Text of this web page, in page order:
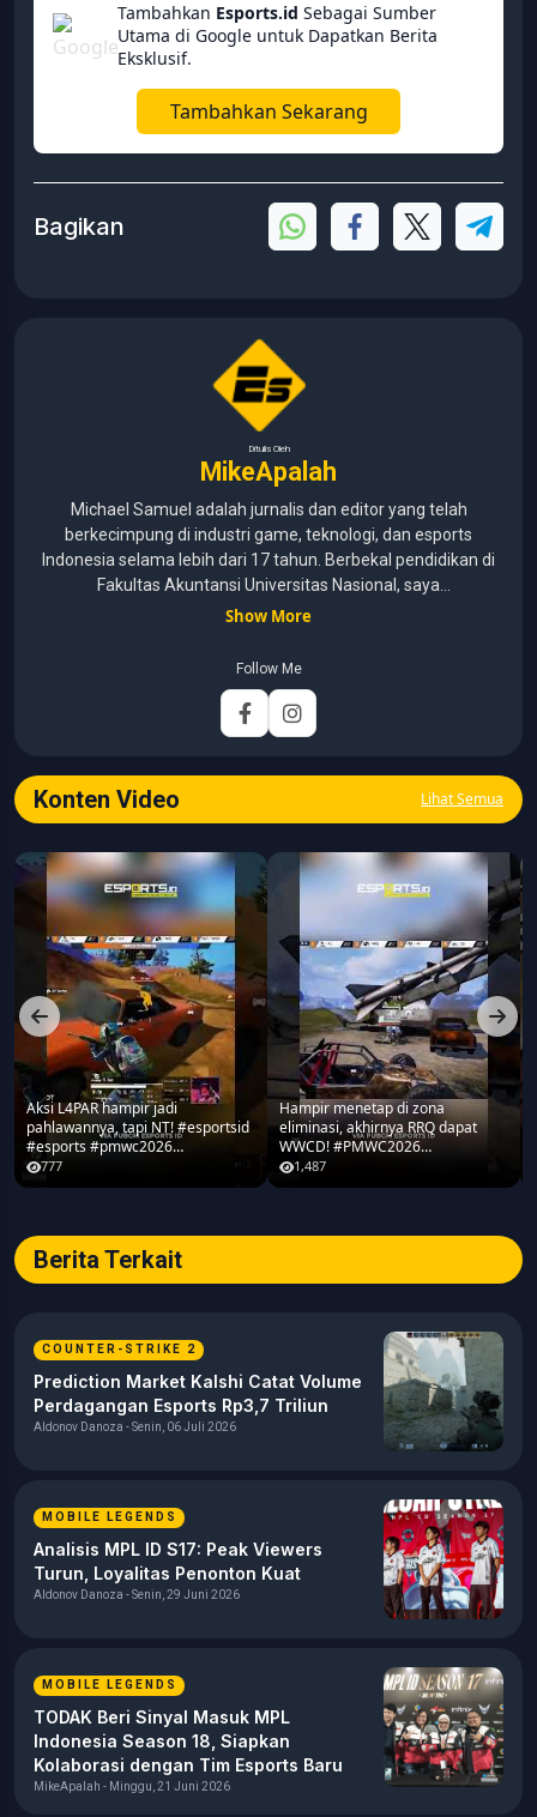
Tambahkan Esports.id Sebagai Sumber
Utama di Google untuk Dapatkan Berita
Eksklusif.
Tambahkan Sekarang
Bagikan
Ditulis Oleh
MikeApalah
Michael Samuel adalah jurnalis dan editor yang telah
berkecimpung di industri game, teknologi, dan esports
Indonesia selama lebih dari 17 tahun. Berbekal pendidikan di
Fakultas Akuntansi Universitas Nasional, saya
menggabungkan kemampuan analisis dengan pengalaman
pernah menangani berbagai peran, mulai dari reporter, editor,
marketing, business development, hingga Editor in Chief.
Fokus utamanya adalah menghadirkan tulisan yang
informatif, mendalam, dan mudah dipahami, khususnya
Show More
Follow Me
Konten Video Lihat Semua
Aksi L4PAR hampir jadi
pahlawannya, tapi NT! #esportsid
#esports #pmwc2026
#pubgmobile #teamrrq
777
Hampir menetap di zona
eliminasi, akhirnya RRQ dapat
WWCD! #PMWC2026
#pubgmobile #teamrrq
1,487
Berita Terkait
COUNTER-STRIKE 2
Prediction Market Kalshi Catat Volume
Perdagangan Esports Rp3,7 Triliun
Aldonov Danoza - Senin, 06 Juli 2026
MOBILE LEGENDS
Analisis MPL ID S17: Peak Viewers
Turun, Loyalitas Penonton Kuat
Aldonov Danoza - Senin, 29 Juni 2026
MOBILE LEGENDS
TODAK Beri Sinyal Masuk MPL
Indonesia Season 18, Siapkan
Kolaborasi dengan Tim Esports Baru
MikeApalah - Minggu, 21 Juni 2026